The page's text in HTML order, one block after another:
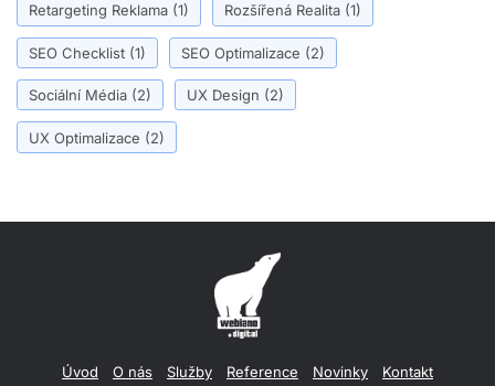
Retargeting Reklama (1) Rozšířená Realita (1)
SEO Checklist (1) SEO Optimalizace (2)
Sociální Média (2) UX Design (2)
UX Optimalizace (2)
Úvod O nás Služby Reference Novinky Kontakt